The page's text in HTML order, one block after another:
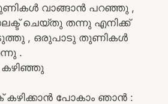
വാങ്ങാൻ പറഞ്ഞു ,
ചെയ്തു തന്നു എനിക്ക്
, ഒരുപാടു തുണികൾ
.
കഴിഞ്ഞു
കഴിക്കാൻ പോകാം ഞാൻ :